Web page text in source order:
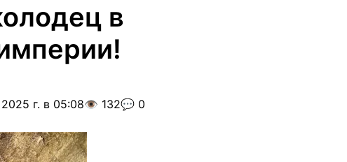
в
г. в 05:08👁️ 132💬 0